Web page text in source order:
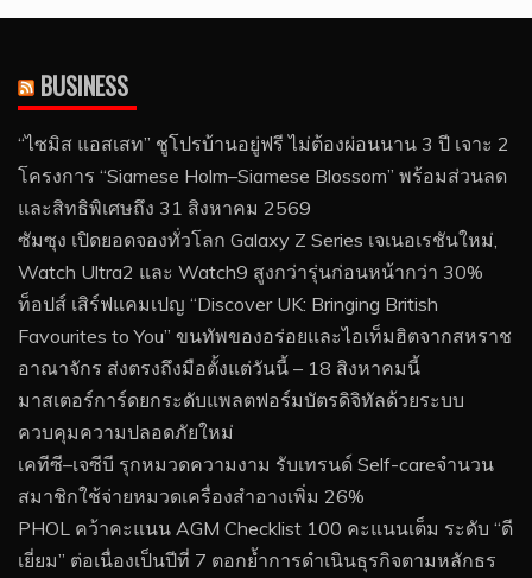
BUSINESS
“ไซมิส แอสเสท” ชูโปรบ้านอยู่ฟรี ไม่ต้องผ่อนนาน 3 ปี เจาะ 2
โครงการ “Siamese Holm–Siamese Blossom” พร้อมส่วนลด
และสิทธิพิเศษถึง 31 สิงหาคม 2569
ซัมซุง เปิดยอดจองทั่วโลก Galaxy Z Series เจเนอเรชันใหม่,
Watch Ultra2 และ Watch9 สูงกว่ารุ่นก่อนหน้ากว่า 30%
ท็อปส์ เสิร์ฟแคมเปญ “Discover UK: Bringing British
Favourites to You” ขนทัพของอร่อยและไอเท็มฮิตจากสหราช
อาณาจักร ส่งตรงถึงมือตั้งแต่วันนี้ – 18 สิงหาคมนี้
มาสเตอร์การ์ดยกระดับแพลตฟอร์มบัตรดิจิทัลด้วยระบบ
ควบคุมความปลอดภัยใหม่
เคทีซี–เจซีบี รุกหมวดความงาม รับเทรนด์ Self-careจำนวน
สมาชิกใช้จ่ายหมวดเครื่องสำอางเพิ่ม 26%
PHOL คว้าคะแนน AGM Checklist 100 คะแนนเต็ม ระดับ “ดี
เยี่ยม” ต่อเนื่องเป็นปีที่ 7 ตอกย้ำการดำเนินธุรกิจตามหลักธร